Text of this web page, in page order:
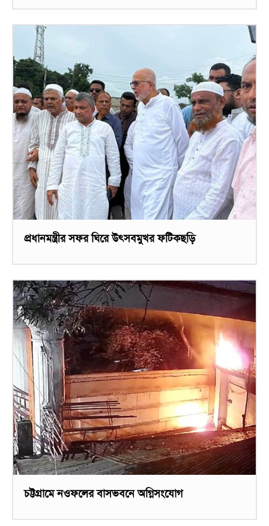
প্রধানমন্ত্রীর সফর ঘিরে উৎসবমুখর ফটিকছড়ি
চট্টগ্রামে নওফলের বাসভবনে অগ্নিসংযোগ